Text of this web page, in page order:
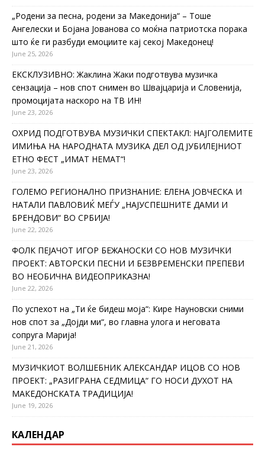
„Родени за песна, родени за Македонија“ – Тоше
Ангелески и Бојана Јованова со моќна патриотска порака
што ќе ги разбуди емоциите кај секој Македонец!
June 25, 2026
ЕКСКЛУЗИВНО: Жаклина Жаки подготвува музичка
сензација – нов спот снимен во Швајцарија и Словенија,
промоцијата наскоро на ТВ ИН!
June 23, 2026
ОХРИД ПОДГОТВУВА МУЗИЧКИ СПЕКТАКЛ: НАЈГОЛЕМИТЕ
ИМИЊА НА НАРОДНАТА МУЗИКА ДЕЛ ОД ЈУБИЛЕЈНИОТ
ЕТНО ФЕСТ „ИМАТ НЕМАТ“!
June 23, 2026
ГОЛЕМО РЕГИОНАЛНО ПРИЗНАНИЕ: ЕЛЕНА ЈОВЧЕСКА И
НАТАЛИ ПАВЛОВИЌ МЕЃУ „НАЈУСПЕШНИТЕ ДАМИ И
БРЕНДОВИ“ ВО СРБИЈА!
June 22, 2026
ФОЛК ПЕЈАЧОТ ИГОР БЕЖАНОСКИ СО НОВ МУЗИЧКИ
ПРОЕКТ: АВТОРСКИ ПЕСНИ И БЕЗВРЕМЕНСКИ ПРЕПЕВИ
ВО НЕОБИЧНА ВИДЕОПРИКАЗНА!
June 22, 2026
По успехот на „Ти ќе бидеш моја“: Кире Науновски сними
нов спот за „Дојди ми“, во главна улога и неговата
сопруга Марија!
June 21, 2026
МУЗИЧКИОТ ВОЛШЕБНИК АЛЕКСАНДАР ИЦОВ СО НОВ
ПРОЕКТ: „РАЗИГРАНА СЕДМИЦА“ ГО НОСИ ДУХОТ НА
МАКЕДОНСКАТА ТРАДИЦИЈА!
June 19, 2026
КАЛЕНДАР